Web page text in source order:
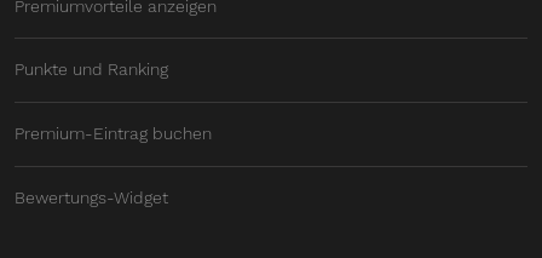
Premiumvorteile anzeigen
Punkte und Ranking
Premium-Eintrag buchen
Bewertungs-Widget